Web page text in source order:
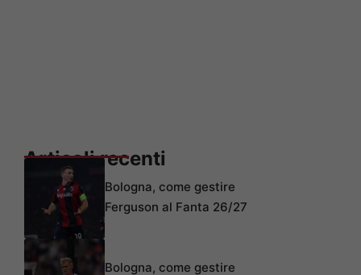
Articoli recenti
Bologna, come gestire
Ferguson al Fanta 26/27
Bologna, come gestire